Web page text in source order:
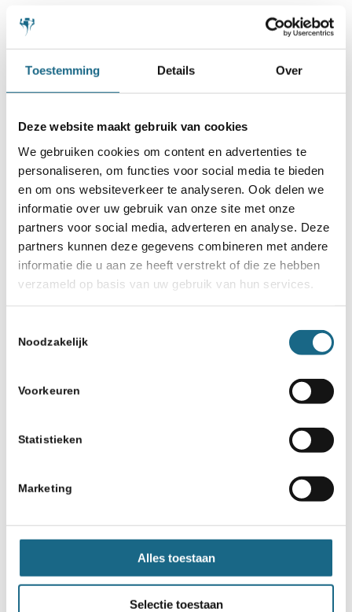
Toestemming Details Over
Deze website maakt gebruik van cookies
We gebruiken cookies om content en advertenties te
personaliseren, om functies voor social media te bieden
en om ons websiteverkeer te analyseren. Ook delen we
informatie over uw gebruik van onze site met onze
partners voor social media, adverteren en analyse. Deze
partners kunnen deze gegevens combineren met andere
informatie die u aan ze heeft verstrekt of die ze hebben
verzameld op basis van uw gebruik van hun services.
Noodzakelijk
Voorkeuren
Statistieken
Marketing
Alles toestaan
Selectie toestaan
Schaken.nl wordt mede mogelijk gemaakt
door: